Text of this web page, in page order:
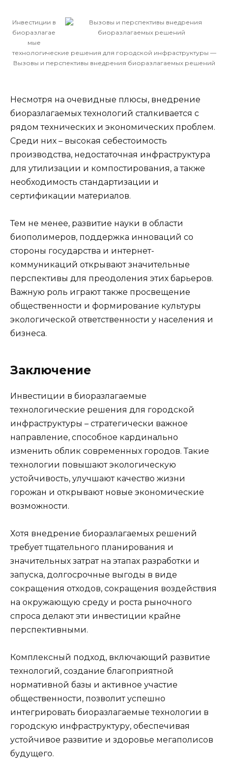
Инвестиции в
биоразлагае
мые
технологические решения для городской инфраструктуры —
Вызовы и перспективы внедрения биоразлагаемых решений
Несмотря на очевидные плюсы, внедрение
биоразлагаемых технологий сталкивается с
рядом технических и экономических проблем.
Среди них – высокая себестоимость
производства, недостаточная инфраструктура
для утилизации и компостирования, а также
необходимость стандартизации и
сертификации материалов.
Тем не менее, развитие науки в области
биополимеров, поддержка инноваций со
стороны государства и интернет-
коммуникаций открывают значительные
перспективы для преодоления этих барьеров.
Важную роль играют также просвещение
общественности и формирование культуры
экологической ответственности у населения и
бизнеса.
Заключение
Инвестиции в биоразлагаемые
технологические решения для городской
инфраструктуры – стратегически важное
направление, способное кардинально
изменить облик современных городов. Такие
технологии повышают экологическую
устойчивость, улучшают качество жизни
горожан и открывают новые экономические
возможности.
Хотя внедрение биоразлагаемых решений
требует тщательного планирования и
значительных затрат на этапах разработки и
запуска, долгосрочные выгоды в виде
сокращения отходов, сокращения воздействия
на окружающую среду и роста рыночного
спроса делают эти инвестиции крайне
перспективными.
Комплексный подход, включающий развитие
технологий, создание благоприятной
нормативной базы и активное участие
общественности, позволит успешно
интегрировать биоразлагаемые технологии в
городскую инфраструктуру, обеспечивая
устойчивое развитие и здоровье мегаполисов
будущего.